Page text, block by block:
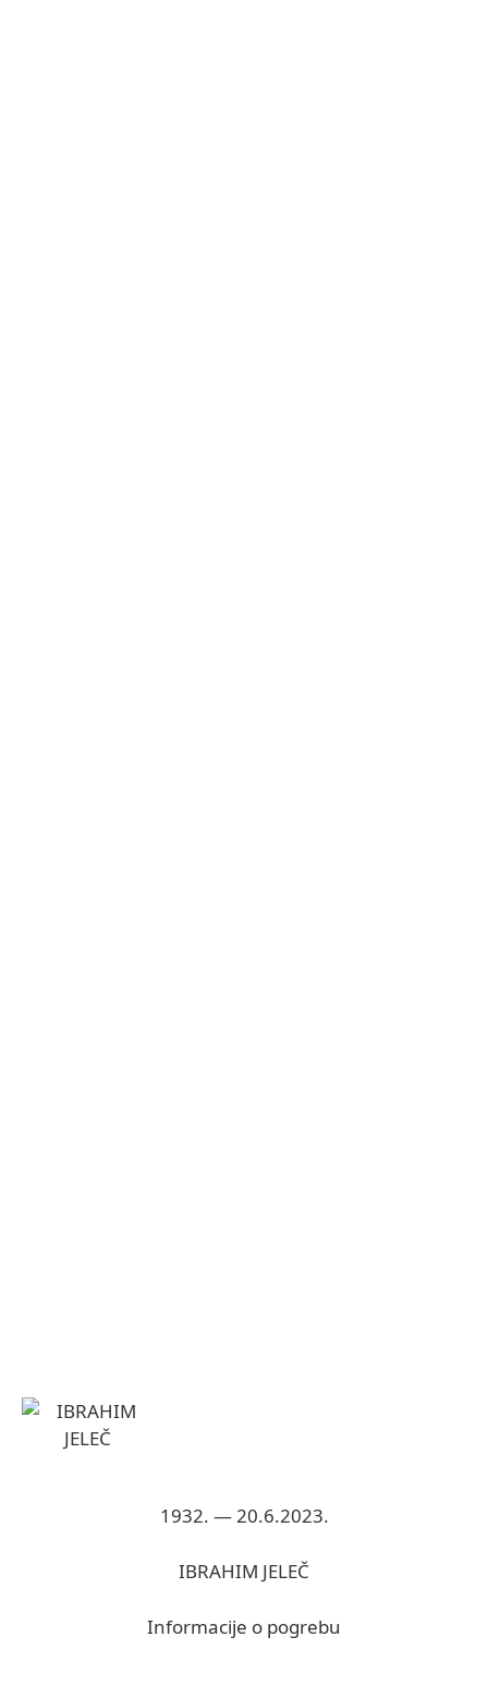
1932. — 20.6.2023.
IBRAHIM JELEČ
Informacije o pogrebu